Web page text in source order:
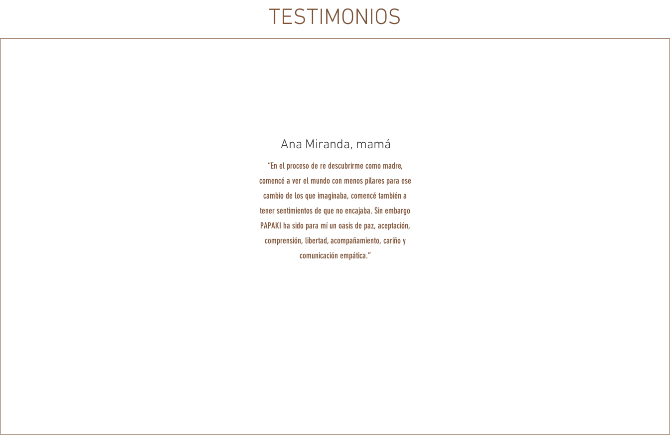
TESTIMONIOS
Ana Miranda, mamá
“En el proceso de re descubrirme como madre,
comencé a ver el mundo con menos pilares para ese
cambio de los que imaginaba, comencé también a
tener sentimientos de que no encajaba. Sin embargo
PAPAKI ha sido para mí un oasis de paz, aceptación,
comprensión, libertad, acompañamiento, cariño y
comunicación empática.”